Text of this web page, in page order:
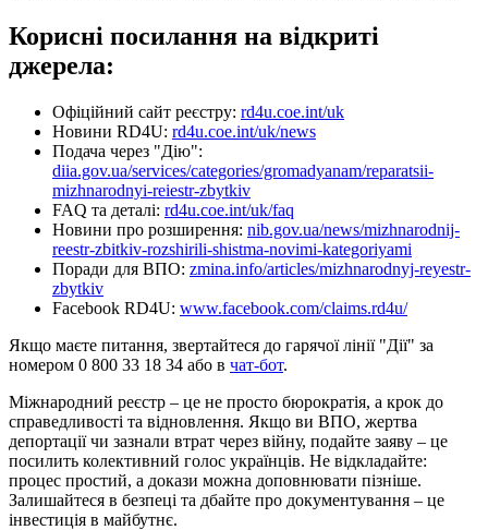
Корисні посилання на відкриті
джерела:
Офіційний сайт реєстру: rd4u.coe.int/uk
Новини RD4U: rd4u.coe.int/uk/news
Подача через "Дію":
diia.gov.ua/services/categories/gromadyanam/reparatsii-
mizhnarodnyi-reiestr-zbytkiv
FAQ та деталі: rd4u.coe.int/uk/faq
Новини про розширення: nib.gov.ua/news/mizhnarodnij-
reestr-zbitkiv-rozshirili-shistma-novimi-kategoriyami
Поради для ВПО: zmina.info/articles/mizhnarodnyj-reyestr-
zbytkiv
Facebook RD4U: www.facebook.com/claims.rd4u/
Якщо маєте питання, звертайтеся до гарячої лінії "Дії" за
номером 0 800 33 18 34 або в чат-бот.
Міжнародний реєстр – це не просто бюрократія, а крок до
справедливості та відновлення. Якщо ви ВПО, жертва
депортації чи зазнали втрат через війну, подайте заяву – це
посилить колективний голос українців. Не відкладайте:
процес простий, а докази можна доповнювати пізніше.
Залишайтеся в безпеці та дбайте про документування – це
інвестиція в майбутнє.